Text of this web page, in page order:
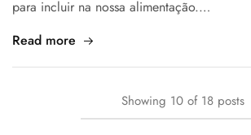
para incluir na nossa alimentação.…
Read more
Showing 10 of 18 posts